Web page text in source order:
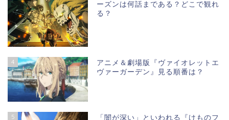
ーズンは何話まである？どこで観れ
る？
4
アニメ＆劇場版『ヴァイオレットエ
ヴァーガーデン』見る順番は？
5
「闇が深い」といわれる『けものフ